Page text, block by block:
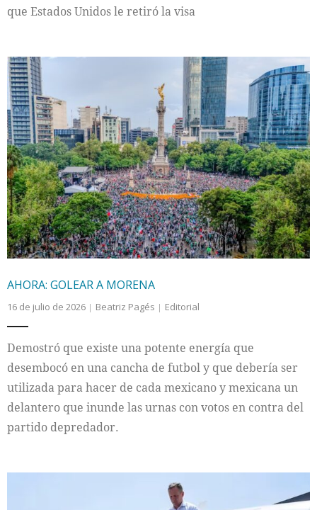
que Estados Unidos le retiró la visa
AHORA: GOLEAR A MORENA
16 de julio de 2026 Beatriz Pagés Editorial
Demostró que existe una potente energía que
desembocó en una cancha de futbol y que debería ser
utilizada para hacer de cada mexicano y mexicana un
delantero que inunde las urnas con votos en contra del
partido depredador.